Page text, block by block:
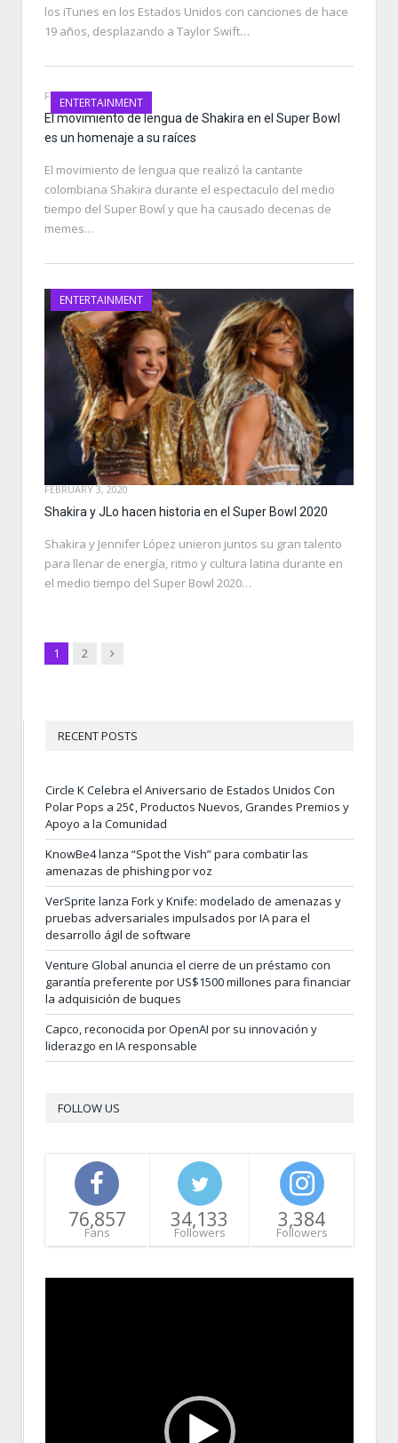
los iTunes en los Estados Unidos con canciones de hace
19 años, desplazando a Taylor Swift…
ENTERTAINMENT
FEBRUARY 4, 2020
El movimiento de lengua de Shakira en el Super Bowl
es un homenaje a su raíces
El movimiento de lengua que realizó la cantante
colombiana Shakira durante el espectaculo del medio
tiempo del Super Bowl y que ha causado decenas de
memes…
ENTERTAINMENT
FEBRUARY 3, 2020
Shakira y JLo hacen historia en el Super Bowl 2020
Shakira y Jennifer López unieron juntos su gran talento
para llenar de energía, ritmo y cultura latina durante en
el medio tiempo del Super Bowl 2020…
1 2 Next
RECENT POSTS
Circle K Celebra el Aniversario de Estados Unidos Con
Polar Pops a 25¢, Productos Nuevos, Grandes Premios y
Apoyo a la Comunidad
KnowBe4 lanza “Spot the Vish” para combatir las
amenazas de phishing por voz
VerSprite lanza Fork y Knife: modelado de amenazas y
pruebas adversariales impulsados por IA para el
desarrollo ágil de software
Venture Global anuncia el cierre de un préstamo con
garantía preferente por US$1500 millones para financiar
la adquisición de buques
Capco, reconocida por OpenAI por su innovación y
liderazgo en IA responsable
FOLLOW US
76,857
Fans
34,133
Followers
3,384
Followers